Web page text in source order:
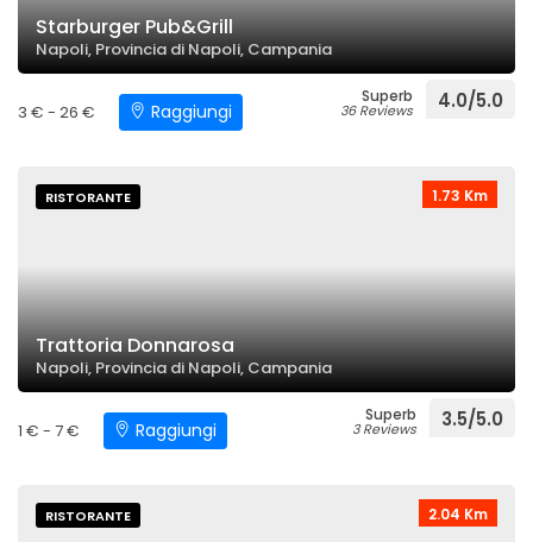
Starburger Pub&Grill
Napoli, Provincia di Napoli, Campania
3 € - 26 € Raggiungi
Superb
36 Reviews 4.0/5.0
1.73 Km
RISTORANTE
Trattoria Donnarosa
Napoli, Provincia di Napoli, Campania
1 € - 7 € Raggiungi
Superb
3 Reviews 3.5/5.0
2.04 Km
RISTORANTE